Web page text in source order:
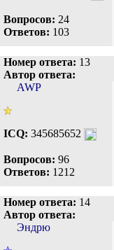
Вопросов: 24
Ответов: 103
Номер ответа: 13
Автор ответа:
AWP
ICQ: 345685652
Вопросов: 96
Ответов: 1212
Номер ответа: 14
Автор ответа:
Эндрю